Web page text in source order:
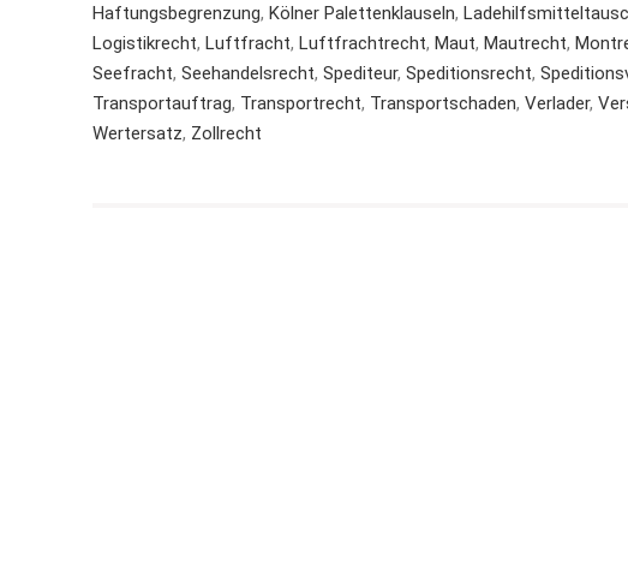
Haftungsbegrenzung, Kölner Palettenklauseln,
Logistikrecht, Luftfracht, Luftfrachtrecht, Maut, Mautrecht,
Seefracht, Seehandelsrecht, Spediteur, Speditionsrecht,
Transportauftrag, Transportrecht, Transportschaden, Verlader,
Wertersatz, Zollrecht